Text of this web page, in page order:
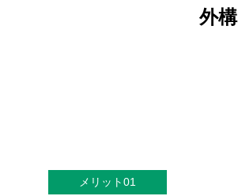
外
メリット01